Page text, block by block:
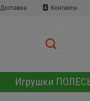
Доставка Контакты
Игрушки